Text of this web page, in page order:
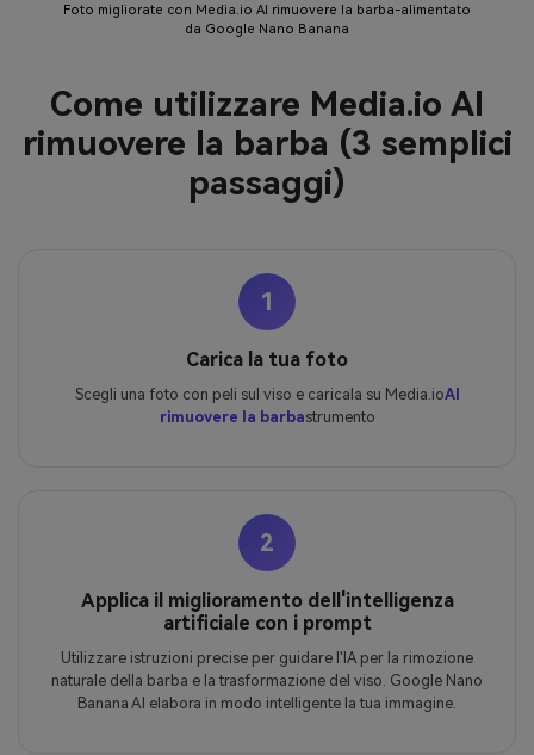
Foto migliorate con Media.io AI rimuovere la barba-alimentato
da Google Nano Banana
Come utilizzare Media.io AI
rimuovere la barba (3 semplici
passaggi)
1
Carica la tua foto
Scegli una foto con peli sul viso e caricala su Media.ioAI
rimuovere la barbastrumento
2
Applica il miglioramento dell'intelligenza
artificiale con i prompt
Utilizzare istruzioni precise per guidare l'IA per la rimozione
naturale della barba e la trasformazione del viso. Google Nano
Banana AI elabora in modo intelligente la tua immagine.